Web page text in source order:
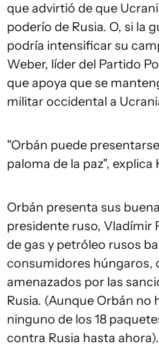
que advirtió de que
poderío de Rusia. O, si la
podría intensificar su
Weber, líder del Partido
que apoya que se
militar occidental a
"Orbán puede
paloma de la paz", explica
Orbán presenta sus
presidente ruso, Vladímir
de gas y petróleo rusos
consumidores húngaros,
amenazados por las
Rusia. (Aunque Orbán no
ninguno de los 18
contra Rusia hasta ahora).